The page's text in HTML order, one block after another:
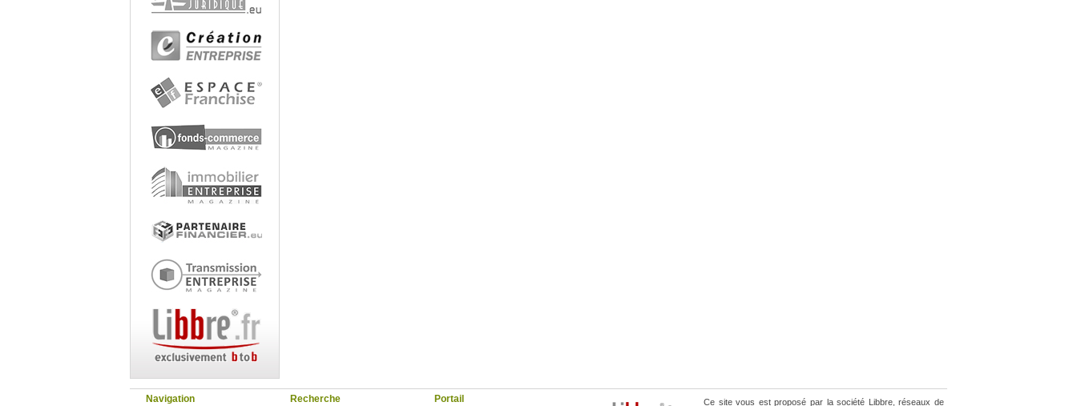
Navigation Recherche Portail Ce site vous est proposé par la société Libbre, réseaux de